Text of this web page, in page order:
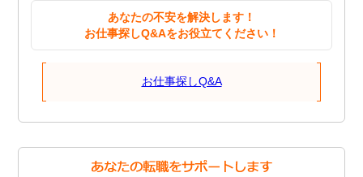
あなたの不安を解決します！
お仕事探しQ&Aをお役立てください！
お仕事探しQ&A